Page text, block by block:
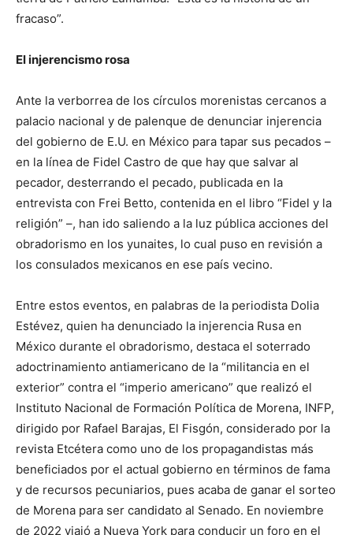
fracaso”.
El injerencismo rosa
Ante la verborrea de los círculos morenistas cercanos a
palacio nacional y de palenque de denunciar injerencia
del gobierno de E.U. en México para tapar sus pecados –
en la línea de Fidel Castro de que hay que salvar al
pecador, desterrando el pecado, publicada en la
entrevista con Frei Betto, contenida en el libro “Fidel y la
religión” –, han ido saliendo a la luz pública acciones del
obradorismo en los yunaites, lo cual puso en revisión a
los consulados mexicanos en ese país vecino.
Entre estos eventos, en palabras de la periodista Dolia
Estévez, quien ha denunciado la injerencia Rusa en
México durante el obradorismo, destaca el soterrado
adoctrinamiento antiamericano de la “militancia en el
exterior” contra el “imperio americano” que realizó el
Instituto Nacional de Formación Política de Morena, INFP,
dirigido por Rafael Barajas, El Fisgón, considerado por la
revista Etcétera como uno de los propagandistas más
beneficiados por el actual gobierno en términos de fama
y de recursos pecuniarios, pues acaba de ganar el sorteo
de Morena para ser candidato al Senado. En noviembre
de 2022 viajó a Nueva York para conducir un foro en el